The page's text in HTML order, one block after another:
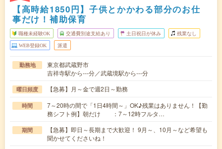
【高時給1850円】子供とかかわる部分のお仕
事だけ！補助保育
職種未経験OK 交通費別途支給あり 土日祝日が休み 残業なし
WEB登録OK 派遣
勤務地
東京都武蔵野市
吉祥寺駅から---分／武蔵境駅から---分
曜日頻度 【急募】月～金で週2日～勤務
時間
7～20時の間で「1日4時間～」OK♪残業はありません！【勤
務シフト例】朝だけ ：7～12時フルタ…
期間
【急募】即日～長期まで大歓迎！ 9月～、10月～など希望も
聞かせてくださいね！